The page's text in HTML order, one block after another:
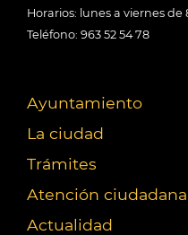
Horarios: lunes a viernes de
Teléfono: 963 52 54 78
Ayuntamiento
La ciudad
Trámites
Atención ciudadana
Actualidad